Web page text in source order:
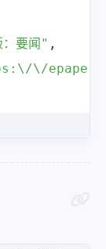
要闻" ,
\/